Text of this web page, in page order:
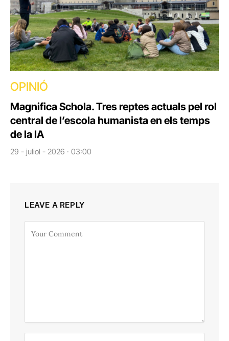
OPINIÓ
Magnifica Schola. Tres reptes actuals pel rol
central de l’escola humanista en els temps
de la IA
29 - juliol - 2026 · 03:00
LEAVE A REPLY